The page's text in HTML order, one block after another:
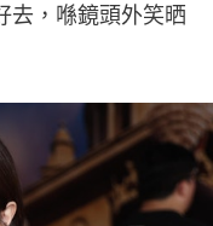
去，喺鏡頭外笑晒